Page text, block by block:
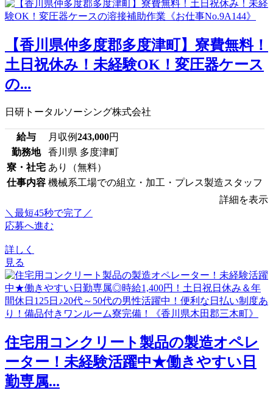
【香川県仲多度郡多度津町】寮費無料！
土日祝休み！未経験OK！変圧器ケース
の...
日研トータルソーシング株式会社
給与 月収例243,000円
勤務地
香川県 多度津町
寮・社宅 あり（無料）
仕事内容 機械系工場での組立・加工・プレス製造スタッフ
詳細を表示
＼最短45秒で完了／
応募へ進む
詳しく
見る
住宅用コンクリート製品の製造オペレ
ーター！未経験活躍中★働きやすい日
勤専属...